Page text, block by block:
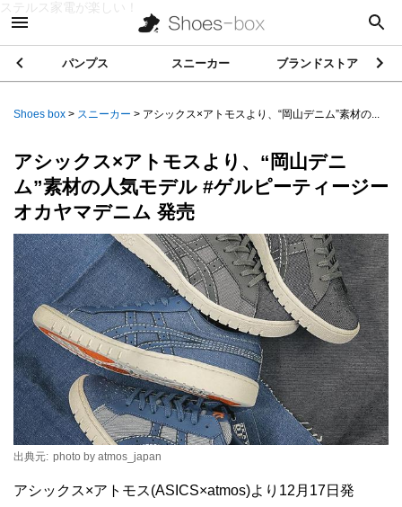
ステルス家電が楽しい！
パンプス スニーカー ブランドストア
Shoes box > スニーカー > アシックス×アトモスより、“岡山デニム”素材の...
アシックス×アトモスより、“岡山デニ
ム”素材の人気モデル #ゲルピーティージー
オカヤマデニム 発売
出典元: photo by atmos_japan
アシックス×アトモス(ASICS×atmos)より12月17日発